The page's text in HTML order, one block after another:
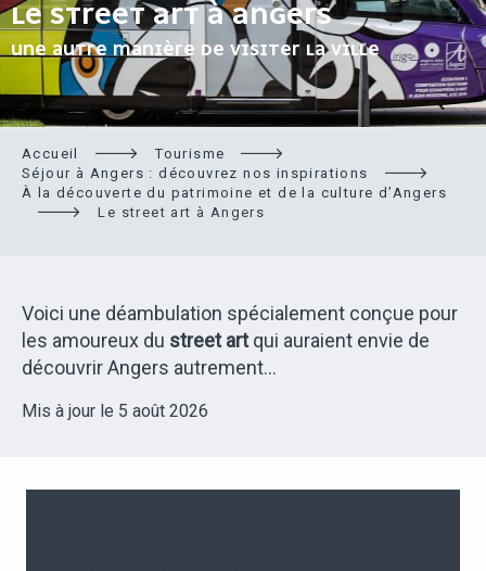
LE STREET ART À ANGERS
UNE AUTRE MANIÈRE DE VISITER LA VILLE
Accueil
Tourisme
Séjour à Angers : découvrez nos inspirations
À la découverte du patrimoine et de la culture d’Angers
Le street art à Angers
Voici une déambulation spécialement conçue pour
les amoureux du street artqui auraient envie de
découvrir Angers autrement…
Mis à jour le 5 août 2026